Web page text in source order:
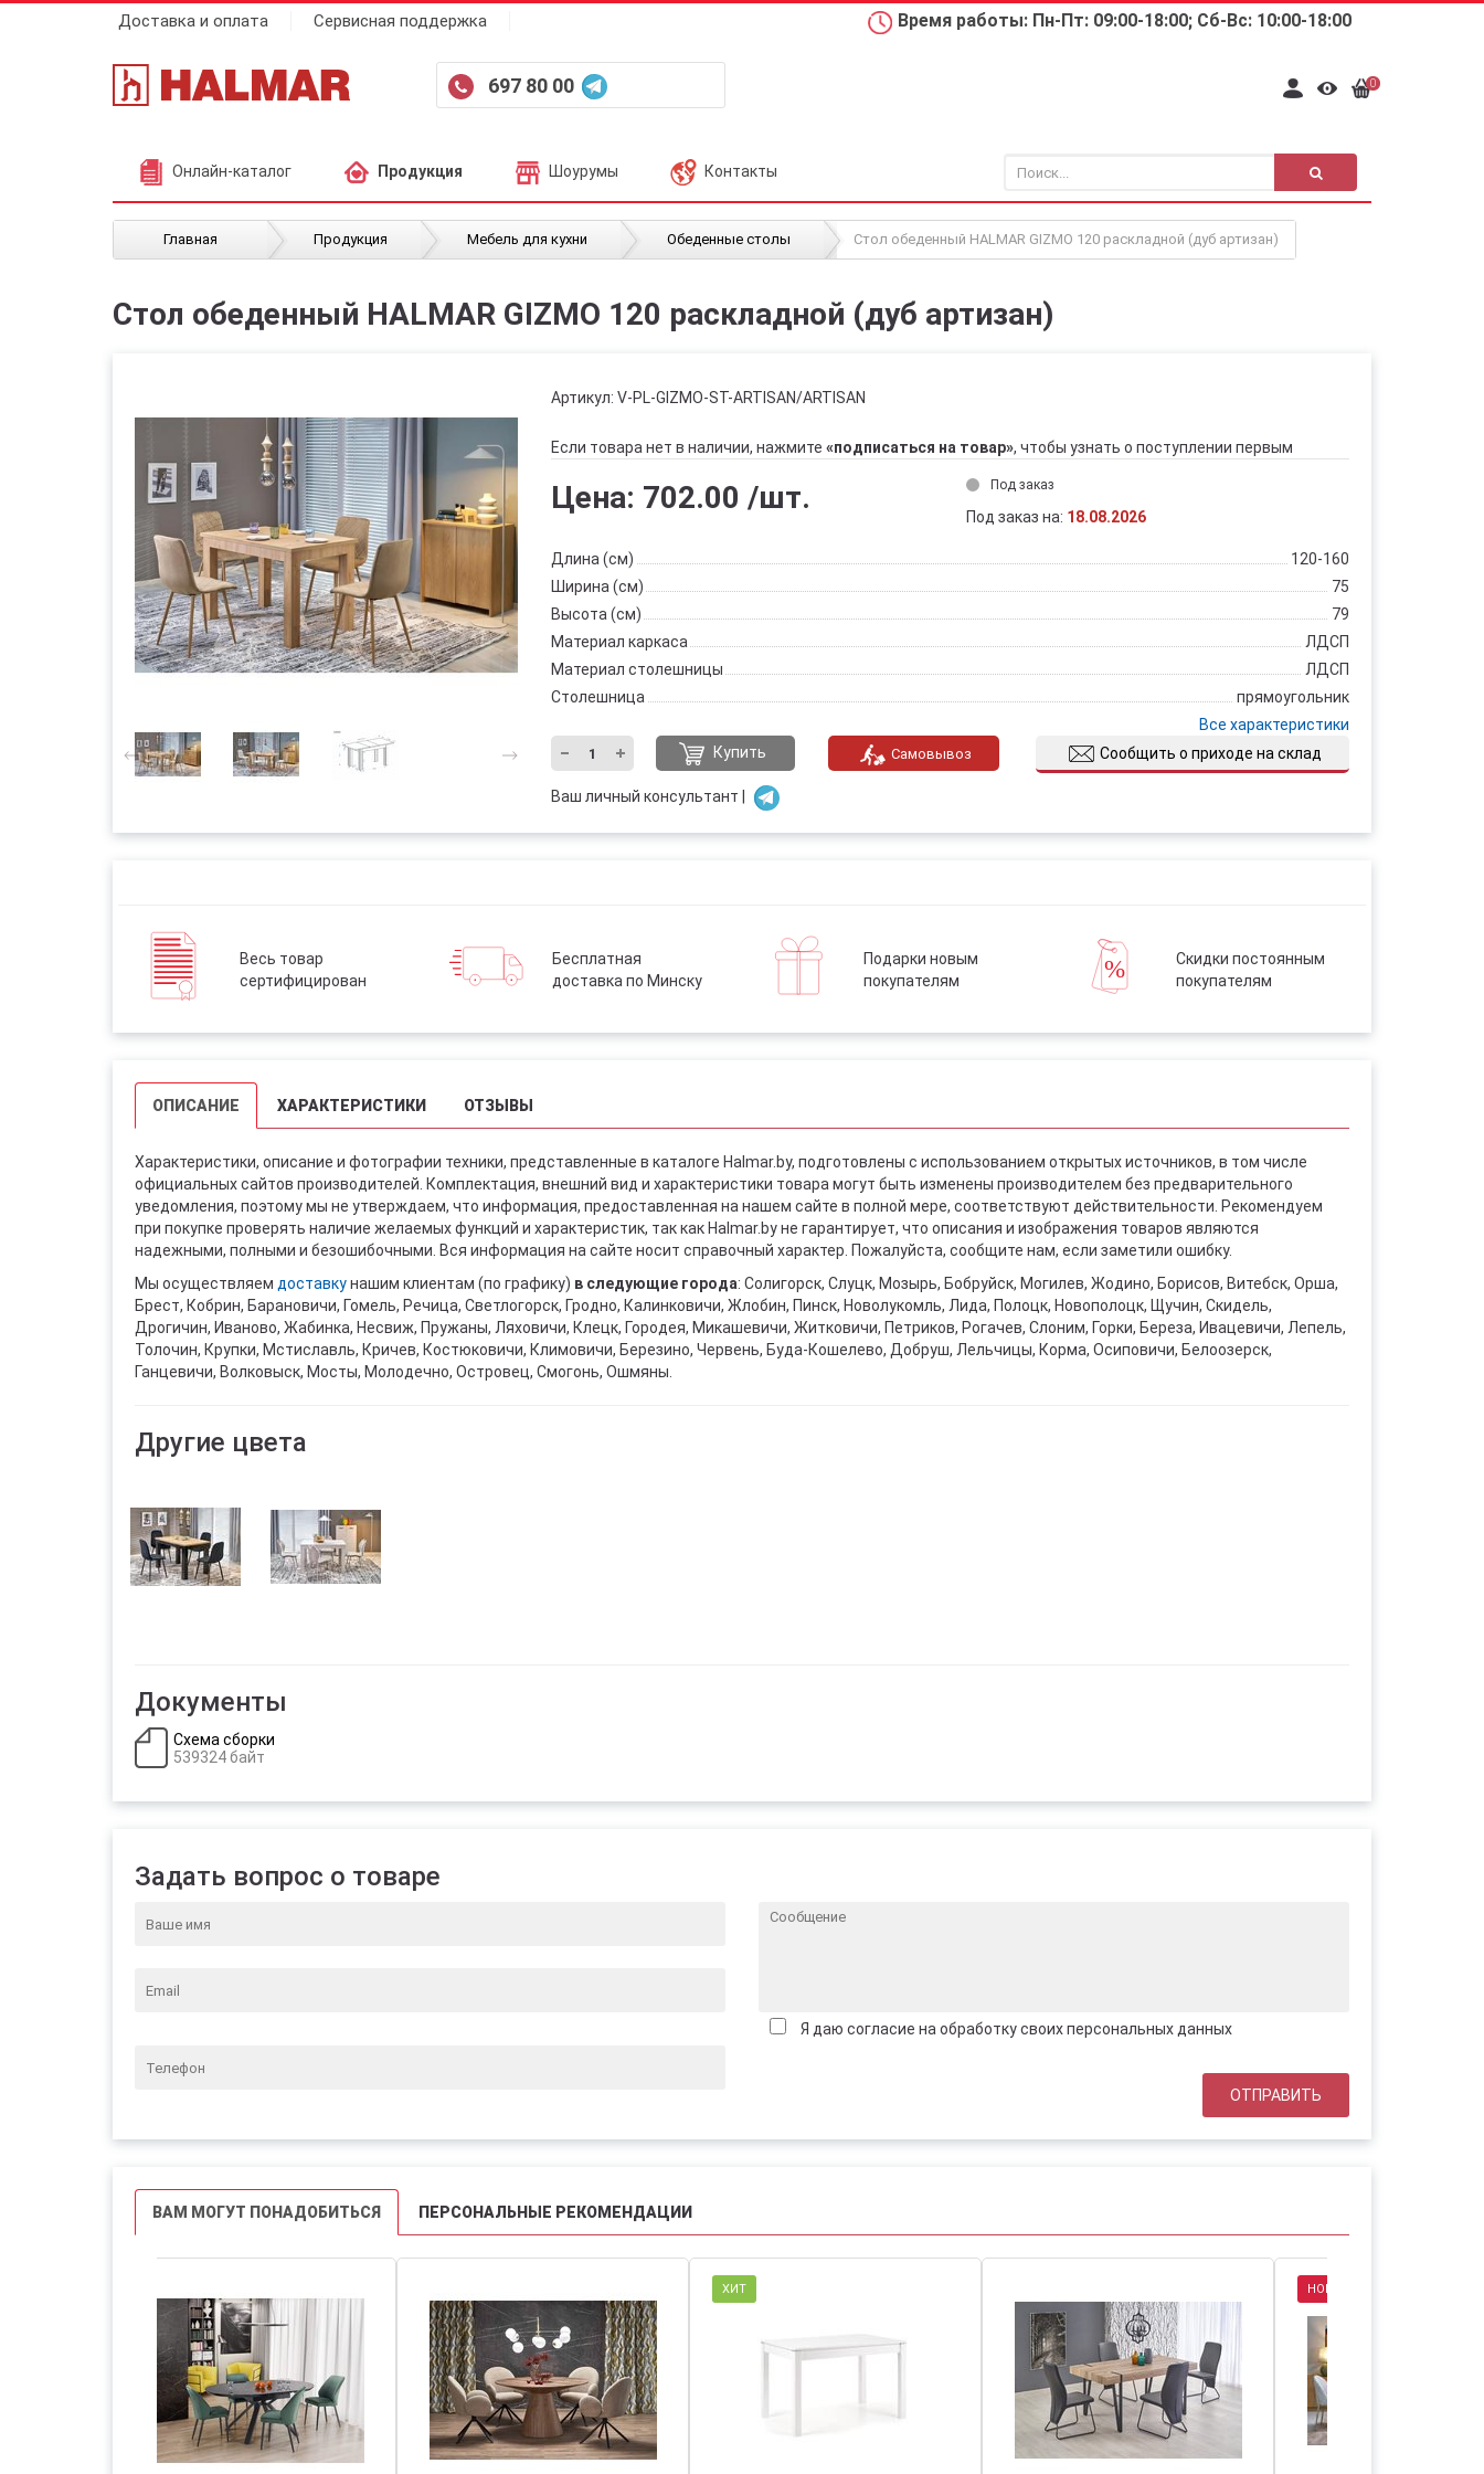
Доставка и оплата Сервисная поддержка Время работы: Пн-Пт: 09:00-18:00; Сб-Вс: 10:00-18:00
697 80 00 0
Онлайн-каталог Продукция Шоурумы Контакты
Главная / Продукция / Мебель для кухни / Обеденные столы / Стол обеденный HALMAR GIZMO 120 раскладной (дуб артизан)
Стол обеденный HALMAR GIZMO 120 раскладной (дуб артизан)
Артикул: V-PL-GIZMO-ST-ARTISAN/ARTISAN
Если товара нет в наличии, нажмите «подписаться на товар», чтобы узнать о поступлении первым
Цена: 702.00 /шт. Под заказ
Под заказ на: 18.08.2026
Длина (см)
120-160
Ширина (см)
75
Высота (см)
79
Материал каркаса
ЛДСП
Материал столешницы
ЛДСП
Столешница
прямоугольник
Все характеристики
Купить
Самовывоз Сообщить о приходе на склад
Ваш личный консультант |
Весь товар
сертифицирован
Бесплатная
доставка по Минску
Подарки новым
покупателям
Скидки постоянным
покупателям
ОПИСАНИЕ ХАРАКТЕРИСТИКИ ОТЗЫВЫ
Характеристики, описание и фотографии техники, представленные в каталоге Halmar.by, подготовлены с использованием открытых источников, в том числе
официальных сайтов производителей. Комплектация, внешний вид и характеристики товара могут быть изменены производителем без предварительного
уведомления, поэтому мы не утверждаем, что информация, предоставленная на нашем сайте в полной мере, соответствуют действительности. Рекомендуем
при покупке проверять наличие желаемых функций и характеристик, так как Halmar.by не гарантирует, что описания и изображения товаров являются
надежными, полными и безошибочными. Вся информация на сайте носит справочный характер. Пожалуйста, сообщите нам, если заметили ошибку.
Мы осуществляем доставкунашим клиентам (по графику) в следующие города: Солигорск, Слуцк, Мозырь, Бобруйск, Могилев, Жодино, Борисов, Витебск, Орша,
Брест, Кобрин, Барановичи, Гомель, Речица, Светлогорск, Гродно, Калинковичи, Жлобин, Пинск, Новолукомль, Лида, Полоцк, Новополоцк, Щучин, Скидель,
Дрогичин, Иваново, Жабинка, Несвиж, Пружаны, Ляховичи, Клецк, Городея, Микашевичи, Житковичи, Петриков, Рогачев, Слоним, Горки, Береза, Ивацевичи, Лепель,
Толочин, Крупки, Мстиславль, Кричев, Костюковичи, Климовичи, Березино, Червень, Буда-Кошелево, Добруш, Лельчицы, Корма, Осиповичи, Белоозерск,
Ганцевичи, Волковыск, Мосты, Молодечно, Островец, Смогонь, Ошмяны.
Другие цвета
Документы
Схема сборки
539324 байт
Задать вопрос о товаре
Я даю согласие на обработку своих персональных данных
ВАМ МОГУТ ПОНАДОБИТЬСЯ ПЕРСОНАЛЬНЫЕ РЕКОМЕНДАЦИИ